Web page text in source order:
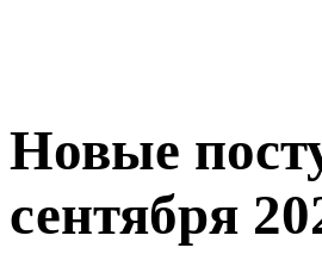
Новые
сентября